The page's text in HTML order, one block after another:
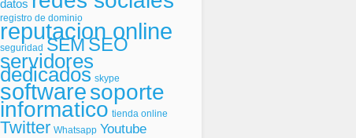
datos
registro de dominio
reputacion online
seguridad SEMSEO
servidores
dedicados skype
softwaresoporte
informatico tienda online
Twitter Whatsapp Youtube